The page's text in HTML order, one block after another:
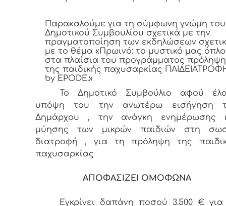
Παρακαλούμε για τη σύμφωνη γνώμη του
Δημοτικού Συμβουλίου σχετικά με την
πραγματοποίηση των εκδηλώσεων
με το θέμα «Πρωινό: το μυστικό μας
στα πλαίσια του προγράμματος
της παιδικής παχυσαρκίας
by EPODE.»
Το Δημοτικό Συμβούλιο αφού
υπόψη του την ανωτέρω εισήγηση
Δημάρχου , την ανάγκη ενημέρωσης
μύησης των μικρών παιδιών στη
διατροφή , για τη πρόληψη της
παχυσαρκίας
ΑΠΟΦΑΣΙΖΕΙ ΟΜΟΦΩΝΑ
Εγκρίνει δαπάνη ποσού 3.500 €